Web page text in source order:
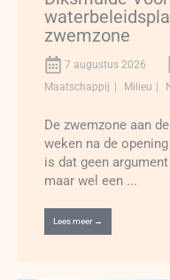
zwemzone
7 augustus 2026
Maatschappij
Milieu
De zwemzone aan
weken na de
is dat geen
maar wel een ...
Lees meer →